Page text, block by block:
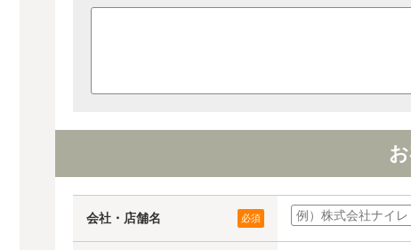
会社・店舗名 必須